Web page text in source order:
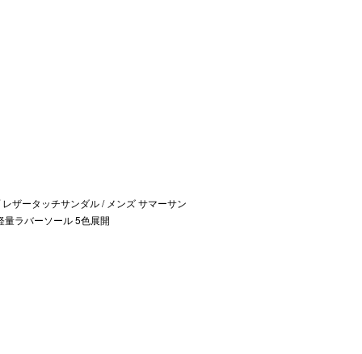
ザータッチサンダル / メンズ サマーサン
量ラバーソール 5色展開